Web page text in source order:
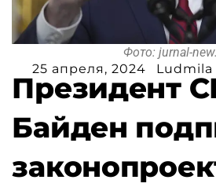
Фото: jurnal-
25 апреля, 2024
Ludmila
Президент
Байден